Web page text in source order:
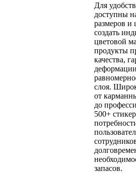
Для
доступны
размеров и
создать
цветовой
продукты
качества,
слоя.
от
до
500+
запасов.